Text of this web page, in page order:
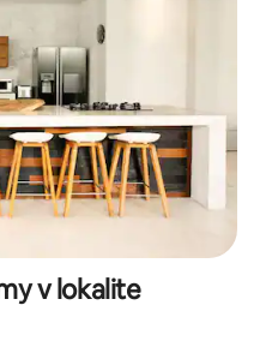
v lokalite